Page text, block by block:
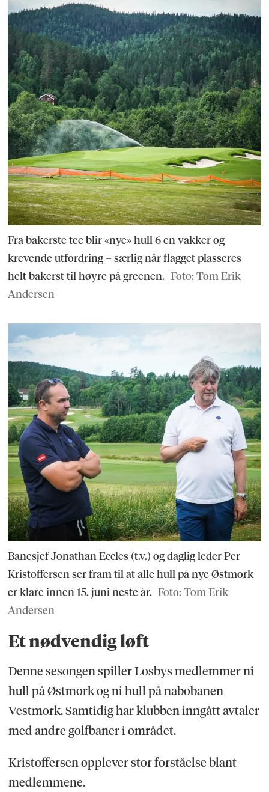
Fra bakerste tee blir «nye» hull 6 en vakker og
krevende utfordring – særlig når flagget plasseres
helt bakerst til høyre på greenen. Foto: Tom Erik
Andersen
Banesjef Jonathan Eccles (t.v.) og daglig leder Per
Kristoffersen ser fram til at alle hull på nye Østmork
er klare innen 15. juni neste år. Foto: Tom Erik
Andersen
Et nødvendig løft
Denne sesongen spiller Losbys medlemmer ni
hull på Østmork og ni hull på nabobanen
Vestmork. Samtidig har klubben inngått avtaler
med andre golfbaner i området.
Kristoffersen opplever stor forståelse blant
medlemmene.